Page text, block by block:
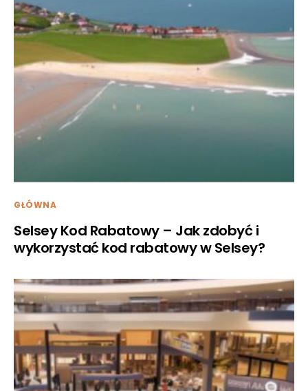
GŁÓWNA
Selsey Kod Rabatowy – Jak zdobyć i
wykorzystać kod rabatowy w Selsey?